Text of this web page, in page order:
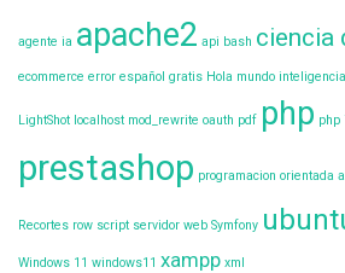
agente ia apache2 api bash ciencia
ecommerce error español gratis Hola mundo
LightShot localhost mod_rewrite oauth pdf php php
prestashop programacion orientada
Recortes row script servidor web Symfony
Windows 11 windows11 xampp xml